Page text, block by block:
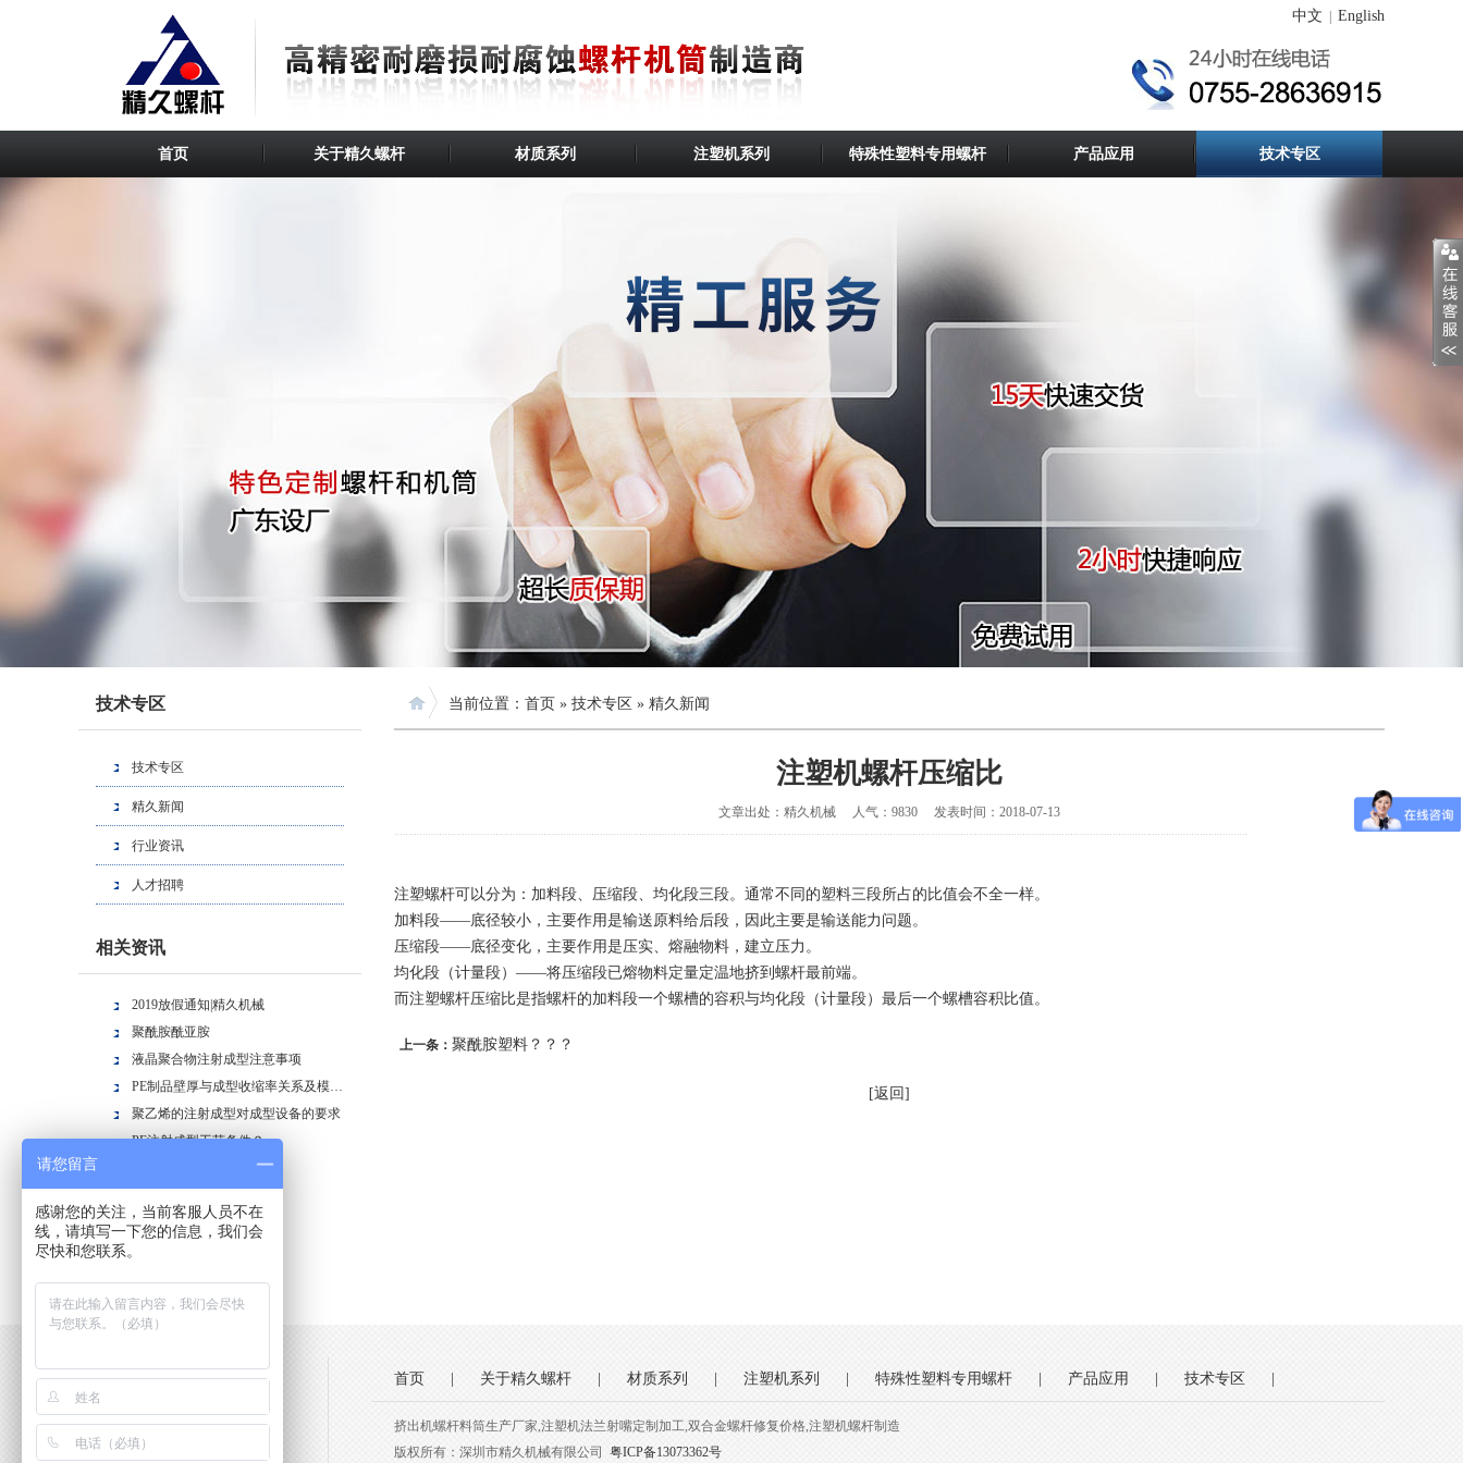
中文 English
首页 关于精久螺杆 材质系列 注塑机系列 特殊性塑料专用螺杆 产品应用 技术专区
技术专区
技术专区
精久新闻
行业资讯
人才招聘
相关资讯
2019放假通知|精久机械
聚酰胺酰亚胺
液晶聚合物注射成型注意事项
PE制品壁厚与成型收缩率关系及模具结构
聚乙烯的注射成型对成型设备的要求
PE注射成型工艺条件？
聚酰胺塑料？？？
当前位置： 首页 » 技术专区 » 精久新闻
注塑机螺杆压缩比
文章出处：精久机械 人气：9830 发表时间：2018-07-13
注塑螺杆可以分为：加料段、压缩段、均化段三段。通常不同的塑料三段所占的比值会不全一样。
加料段——底径较小，主要作用是输送原料给后段，因此主要是输送能力问题。
压缩段——底径变化，主要作用是压实、熔融物料，建立压力。
均化段（计量段）——将压缩段已熔物料定量定温地挤到螺杆最前端。
而注塑螺杆压缩比是指螺杆的加料段一个螺槽的容积与均化段（计量段）最后一个螺槽容积比值。
上一条： 聚酰胺塑料？？？
[返回]
首页 关于精久螺杆 材质系列 注塑机系列 特殊性塑料专用螺杆 产品应用 技术专区
挤出机螺杆料筒生产厂家,注塑机法兰射嘴定制加工,双合金螺杆修复价格,注塑机螺杆制造
版权所有：深圳市精久机械有限公司 粤ICP备13073362号
请您留言
感谢您的关注，当前客服人员不在
线，请填写一下您的信息，我们会
尽快和您联系。